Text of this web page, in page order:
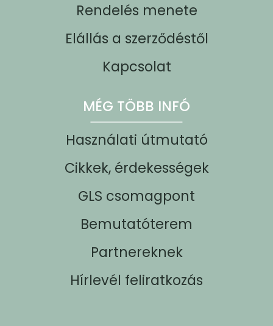
Rendelés menete
Elállás a szerződéstől
Kapcsolat
MÉG TÖBB INFÓ
Használati útmutató
Cikkek, érdekességek
GLS csomagpont
Bemutatóterem
Partnereknek
Hírlevél feliratkozás